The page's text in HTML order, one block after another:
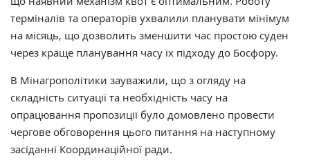
терміналів та операторів ухвалили планувати мінімум
на місяць, що дозволить зменшити час простою суден
через краще планування часу їх підходу до Босфору.
В Мінагрополітики зауважили, що з огляду на
складність ситуації та необхідність часу на
опрацювання пропозиції було домовлено провести
чергове обговорення цього питання на наступному
засіданні Координаційної ради.